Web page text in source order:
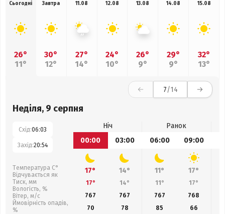
Сьогодні
26°
11°
Завтра
30°
12°
11.08
27°
14°
12.08
24°
10°
13.08
26°
9°
14.08
29°
9°
15.08
32°
13°
7/14
Неділя, 9 серпня
Схід:06:03
Захід:20:54
Температура С°
Відчувається як
Тиск, мм
Вологість, %
Вітер, м/с
Ймовірність опадів,
%
Ніч
Ранок
00:00
03:00 06:00 09:00
17° 14° 11° 17°
17° 14° 11° 17°
767
767 767 768
70
78 85 66